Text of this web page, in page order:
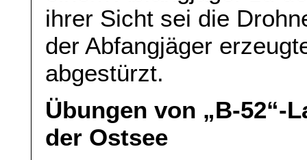
ihrer Sicht sei die
der Abfangjäger
abgestürzt.
Übungen von „B-52“-
der Ostsee